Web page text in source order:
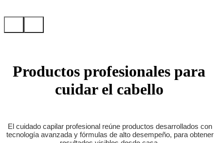
Productos profesionales para
cuidar el cabello
El cuidado capilar profesional reúne productos desarrollados con
tecnología avanzada y fórmulas de alto desempeño, para obtener